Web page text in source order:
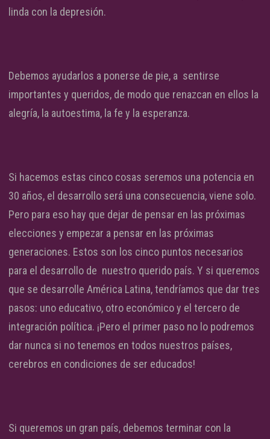
linda con la depresión.
Debemos ayudarlos a ponerse de pie, a sentirse
importantes y queridos, de modo que renazcan en ellos la
alegría, la autoestima, la fe y la esperanza.
Si hacemos estas cinco cosas seremos una potencia en
30 años, el desarrollo será una consecuencia, viene solo.
Pero para eso hay que dejar de pensar en las próximas
elecciones y empezar a pensar en las próximas
generaciones. Estos son los cinco puntos necesarios
para el desarrollo de nuestro querido país. Y si queremos
que se desarrolle América Latina, tendríamos que dar tres
pasos: uno educativo, otro económico y el tercero de
integración política. ¡Pero el primer paso no lo podremos
dar nunca si no tenemos en todos nuestros países,
cerebros en condiciones de ser educados!
Si queremos un gran país, debemos terminar con la